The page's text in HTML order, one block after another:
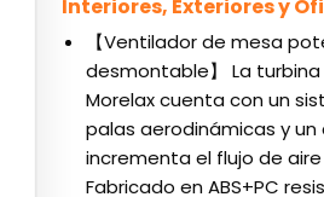
Interiores, Exteriores y
【Ventilador de mesa
desmontable】 La
Morelax cuenta con un
palas aerodinámicas y
incrementa el flujo de aire
Fabricado en ABS+PC